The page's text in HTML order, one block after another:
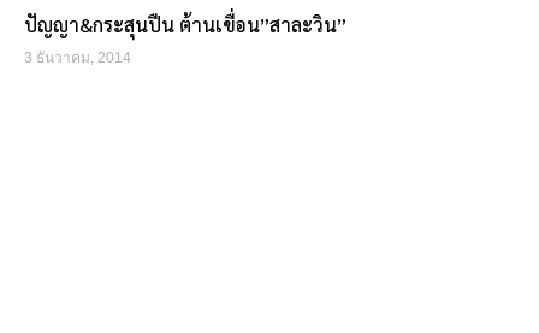
ปัญญา&กระสุนปืน ต้านเขื่อน”สาละวิน”
3 ธันวาคม, 2014